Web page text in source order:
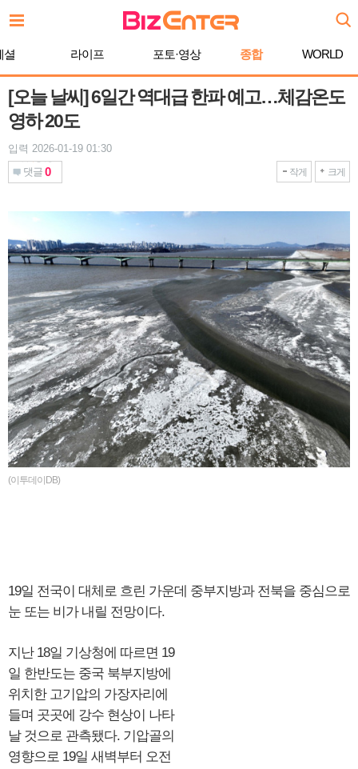
문
로
기
셜 라이프 포토·영상 종합 WORLD
[오늘 날씨] 6일간 역대급 한파 예고…체감온도
영하 20도
입력 2026-01-19 01:30
댓글 0 작게 크게
(이투데이DB)
19일 전국이 대체로 흐린 가운데 중부지방과 전북을 중심으로
눈 또는 비가 내릴 전망이다.
지난 18일 기상청에 따르면 19
일 한반도는 중국 북부지방에
위치한 고기압의 가장자리에
들며 곳곳에 강수 현상이 나타
날 것으로 관측됐다. 기압골의
영향으로 19일 새벽부터 오전